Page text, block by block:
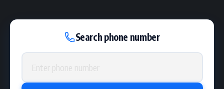
Search phone number
Phone number